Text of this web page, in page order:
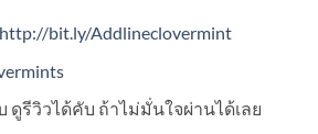
http://bit.ly/Addlineclovermint
รีวิวได้คับ ถ้าไม่มั่นใจผ่านได้เลย